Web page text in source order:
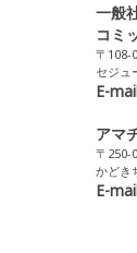
一般
コミ
〒108-
セジュ
E-
アマ
〒250-
かどき
E-